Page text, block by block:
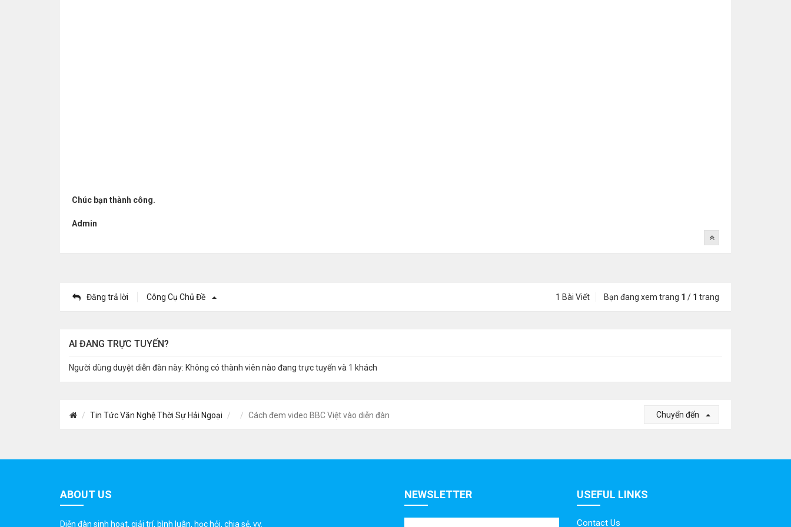
Chúc bạn thành công.
Admin
Đăng trả lời Công Cụ Chủ Đề 1 Bài Viết Bạn đang xem trang 1 / 1 trang
AI ĐANG TRỰC TUYẾN?
Người dùng duyệt diễn đàn này: Không có thành viên nào đang trực tuyến và 1 khách
Tin Tức Văn Nghệ Thời Sự Hải Ngoại Cách đem video BBC Việt vào diễn đàn Chuyển đến
ABOUT US
Diễn đàn sinh hoạt, giải trí, bình luân, học hỏi, chia sẻ, vv.
NEWSLETTER USEFUL LINKS
Contact Us